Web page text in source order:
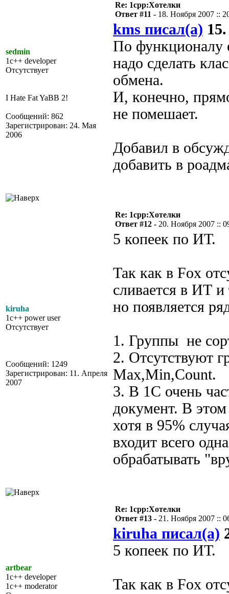
sedmin
1c++ developer
Отсутствует
I Hate Fat YaBB 2!
Сообщений: 862
Зарегистрирован: 24. Мая
2006
Re: 1cpp:Хотелки
Ответ #11 - 18. Ноября 2007 ::
kms писал(а)
По функционалу
надо сделать
обмена.
И, конечно,
не помешает.
Добавил в
добавить в
kiruha
1c++ power user
Отсутствует
Сообщений: 1249
Зарегистрирован: 11. Апреля
2007
Re: 1cpp:Хотелки
Ответ #12 - 20. Ноября 2007 ::
5 копеек по ИТ.
Так как в Fox
сливается в ИТ
но появляется
1. Группы не
2. Отсутствуют
Max,Min,Count.
3. В 1С очень
документ. В этом
хотя в 95%
входит всего
обрабатывать
artbear
1c++ developer
1c++ moderator
Re: 1cpp:Хотелки
Ответ #13 - 21. Ноября 2007 ::
kiruha писал(а)
5 копеек по ИТ.
Так как в Fox